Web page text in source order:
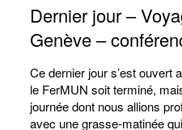
Dernier jour –
Genève –
Ce dernier jour s’est ouvert
le FerMUN soit terminé,
journée dont nous allions
avec une grasse-matinée